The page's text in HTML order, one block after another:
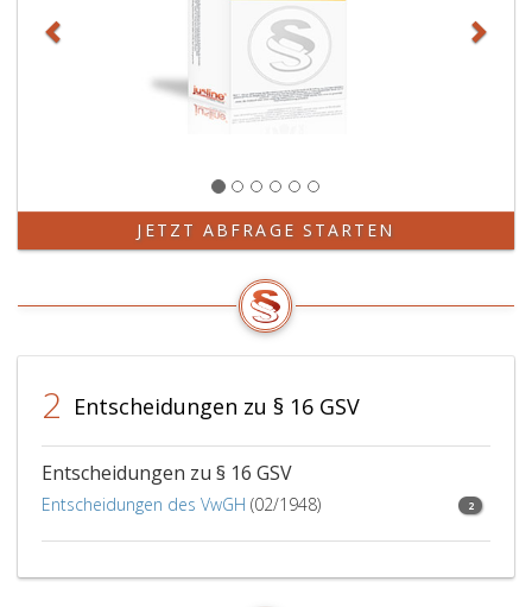
JETZT ABFRAGE STARTEN
2 Entscheidungen zu § 16 GSV
Entscheidungen zu § 16 GSV
Entscheidungen des VwGH (02/1948) 2